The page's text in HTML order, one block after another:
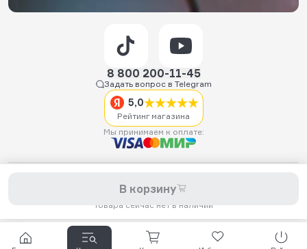
В корзину
Товара сейчас нет в наличии
8 800 200-11-45
Задать вопрос в Telegram
5,0
Рейтинг магазина
Мы принимаем к оплате:
самокатов, запчастей для самокатов, аксессуаров, экипировки,
одежды и обуви.